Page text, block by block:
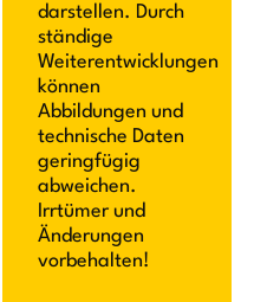
darstellen. Durch
ständige
Weiterentwicklungen
können
Abbildungen und
technische Daten
geringfügig
abweichen.
Irrtümer und
Änderungen
vorbehalten!